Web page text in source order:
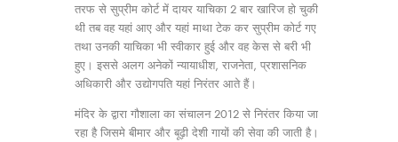
तरफ से सुप्रीम कोर्ट में दायर याचिका 2 बार खारिज हो चुकी
थी तब वह यहां आए और यहां माथा टेक कर सुप्रीम कोर्ट गए
तथा उनकी याचिका भी स्वीकार हुई और वह केस से बरी भी
हुए। इससे अलग अनेकों न्यायाधीश, राजनेता, प्रशासनिक
अधिकारी और उद्योगपति यहां निरंतर आते हैं।
मंदिर के द्वारा गौशाला का संचालन 2012 से निरंतर किया जा
रहा है जिसमे बीमार और बूढ़ी देशी गायों की सेवा की जाती है।